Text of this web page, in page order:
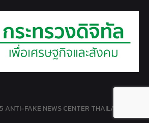
FAKE NEWS CENTER THAILAND